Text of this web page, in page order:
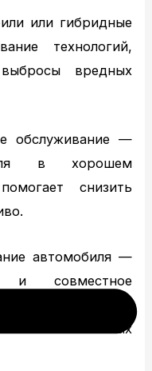
или гибридные
технологий,
вредных
обслуживание —
в хорошем
снизить
автомобиля —
и совместное
выхлопных